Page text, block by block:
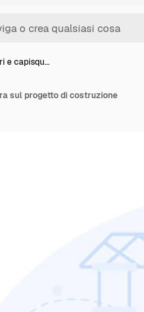
e capisqu…
sul progetto di costruzione